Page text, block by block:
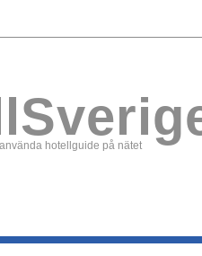
hotellguide på nätet